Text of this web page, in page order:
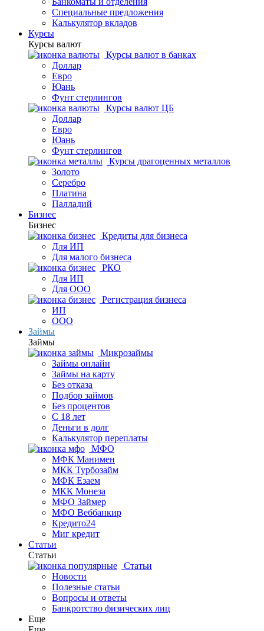
Специальные предложения
Калькулятор вкладов
Курсы
Курсы валют
Курсы валют в банках
Доллар
Евро
Юань
Фунт стерлингов
Курсы валют ЦБ
Доллар
Евро
Юань
Фунт стерлингов
Курсы драгоценных металлов
Золото
Серебро
Платина
Палладий
Бизнес
Бизнес
Кредиты для бизнеса
Для ИП
Для малого бизнеса
РКО
Для ИП
Для ООО
Регистрация бизнеса
ИП
ООО
Займы
Займы
Микрозаймы
Займы онлайн
Займы на карту
Без отказа
Подбор займов
Без процентов
С 18 лет
Деньги в долг
Калькулятор переплаты
МФО
МФК Манимен
МКК Турбозайм
МФК Езаем
МКК Монеза
МФО Займер
МФО Веббанкир
Кредито24
Миг кредит
Статьи
Статьи
Статьи
Новости
Полезные статьи
Вопросы и ответы
Банкротство физических лиц
Еще